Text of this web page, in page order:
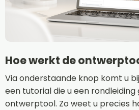
Hoe werkt de
Via onderstaande knop komt u
een tutorial die u een
ontwerptool. Zo weet u precies